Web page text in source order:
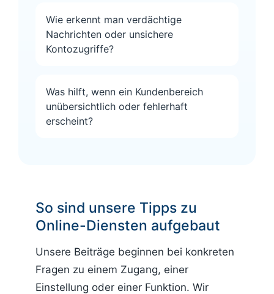
Wie erkennt man verdächtige
Nachrichten oder unsichere
Kontozugriffe?
Was hilft, wenn ein Kundenbereich
unübersichtlich oder fehlerhaft
erscheint?
So sind unsere Tipps zu
Online-Diensten aufgebaut
Unsere Beiträge beginnen bei konkreten
Fragen zu einem Zugang, einer
Einstellung oder einer Funktion. Wir